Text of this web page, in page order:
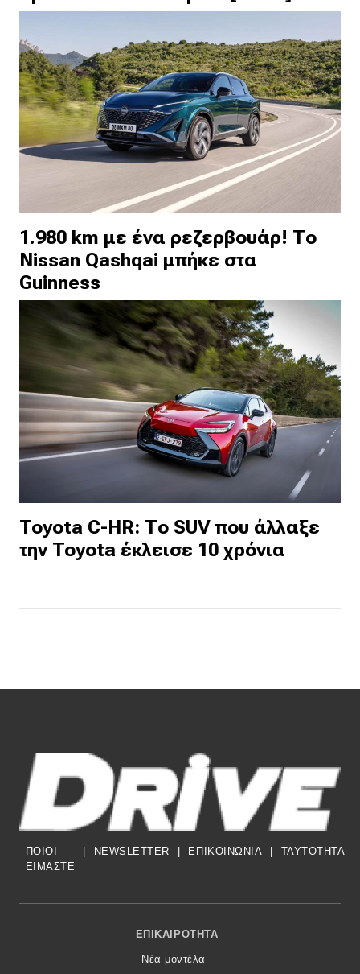
1.980 km με ένα ρεζερβουάρ! Το
Nissan Qashqai μπήκε στα
Guinness
Toyota C-HR: Το SUV που άλλαξε
την Toyota έκλεισε 10 χρόνια
ΠΟΙΟΙ
ΕΙΜΑΣΤΕ
| NEWSLETTER | ΕΠΙΚΟΙΝΩΝΙΑ | TAYTOTHTA
Footer Menu
ΕΠΙΚΑΙΡΌΤΗΤΑ
Νέα μοντέλα